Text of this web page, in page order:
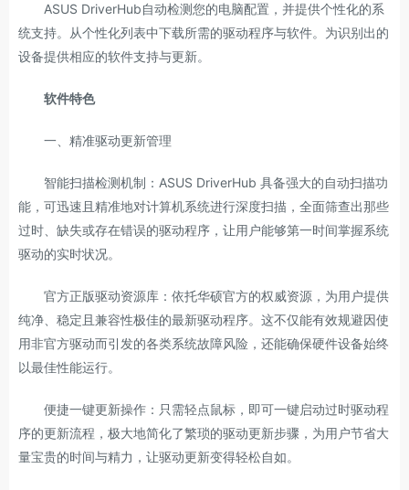
ASUS DriverHub自动检测您的电脑配置，并提供个性化的系
统支持。从个性化列表中下载所需的驱动程序与软件。为识别出的
设备提供相应的软件支持与更新。
软件特色
一、精准驱动更新管理
智能扫描检测机制：ASUS DriverHub 具备强大的自动扫描功
能，可迅速且精准地对计算机系统进行深度扫描，全面筛查出那些
过时、缺失或存在错误的驱动程序，让用户能够第一时间掌握系统
驱动的实时状况。
官方正版驱动资源库：依托华硕官方的权威资源，为用户提供
纯净、稳定且兼容性极佳的最新驱动程序。这不仅能有效规避因使
用非官方驱动而引发的各类系统故障风险，还能确保硬件设备始终
以最佳性能运行。
便捷一键更新操作：只需轻点鼠标，即可一键启动过时驱动程
序的更新流程，极大地简化了繁琐的驱动更新步骤，为用户节省大
量宝贵的时间与精力，让驱动更新变得轻松自如。